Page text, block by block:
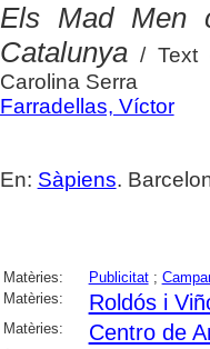
Els Mad Men
Catalunya/ Text
Carolina Serra
Farradellas, Víctor
En: Sàpiens.
Matèries: Publicitat;
Matèries:
Roldós i
Matèries: Centro de